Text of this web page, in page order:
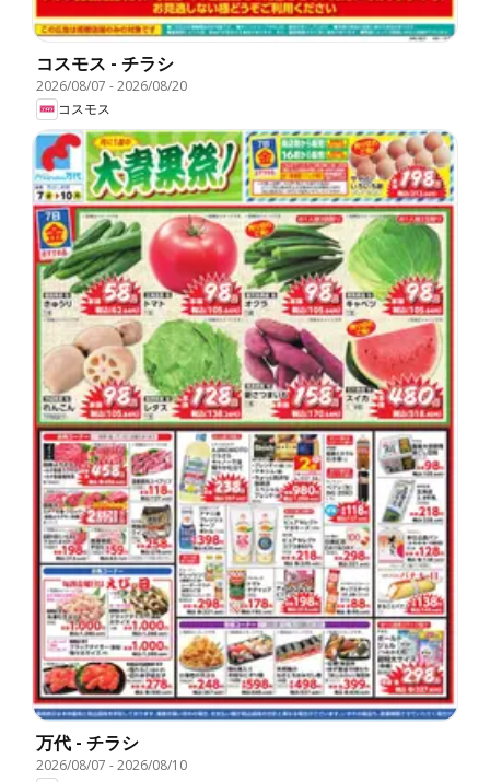
コスモス - チラシ
2026/08/07 -2026/08/20
コスモス
万代 - チラシ
2026/08/07 -2026/08/10